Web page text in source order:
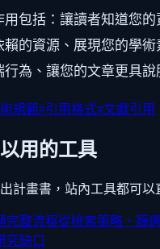
用包括：讓讀者知道您
的資源、展現您的學術
為、讓您的文章更具說
規範#引用格式#文獻引用
用的工具
計畫書，站內工具都可以
完整流程從檢索策略、篩
究缺口